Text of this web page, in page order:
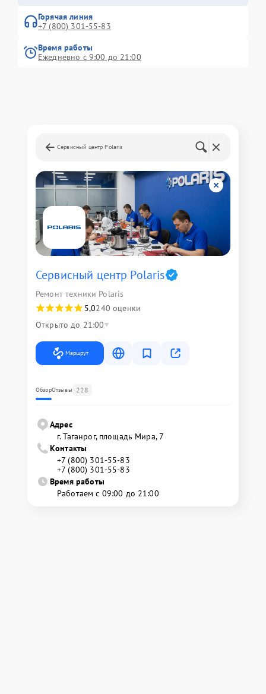
Горячая линия
+7 (800) 301-55-83
Время работы
Ежедневно с 9:00 до 21:00
Сервисный центр Polaris
Сервисный центр Polaris
Ремонт техники Polaris
5,0240 оценки
Открыто до 21:00
Маршрут
ОбзорОтзывы 228
Адрес
г. Таганрог, площадь Мира, 7
Контакты
+7 (800) 301-55-83
+7 (800) 301-55-83
Время работы
Работаем с 09:00 до 21:00